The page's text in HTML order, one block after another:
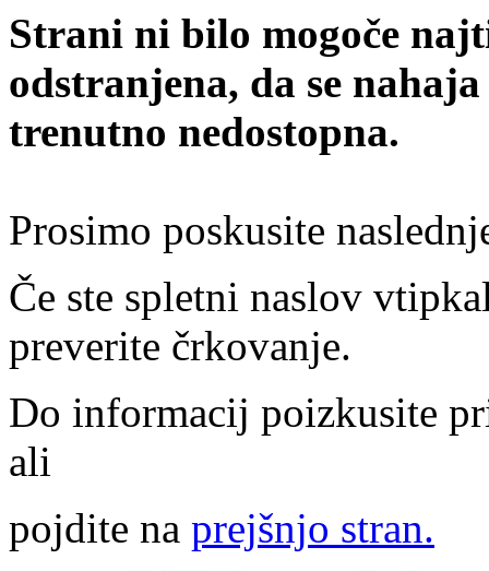
Strani ni bilo mogoče
odstranjena, da se
trenutno nedostopna.
Prosimo poskusite
Če ste spletni naslov
preverite črkovanje.
Do informacij poizkusite
ali
pojdite na prejšnjo stran.